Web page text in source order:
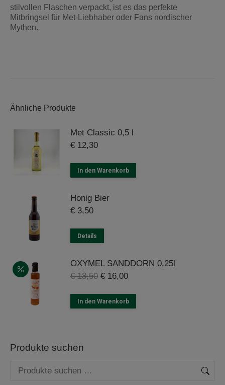
stilvollen Flaschen verpackt, ist es das perfekte
Mitbringsel für Met-Liebhaber oder Fans nordischer
Mythen.
Ähnliche Produkte
Met Classic 0,5 l
€ 12,30
In den Warenkorb
Honig Bier
€ 3,50
Details
OXYMEL SANDDORN 0,25l
€18,50 Ursprünglicher
war:
€ 18,50
€ 16,00Aktueller
ist:
€ 16,00.
In den Warenkorb
Produkte suchen